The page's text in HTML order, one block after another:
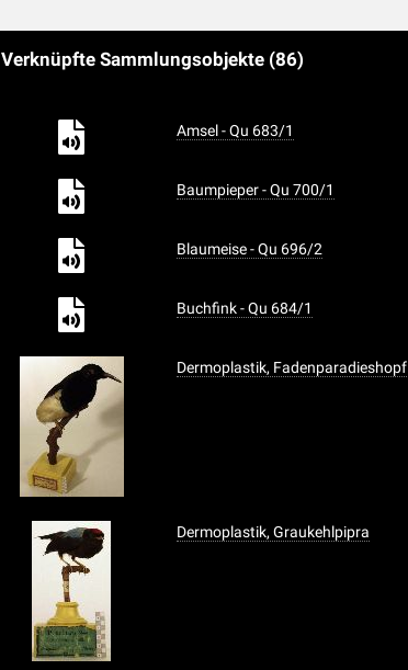
Verknüpfte Sammlungsobjekte (86)
Amsel - Qu 683/1
Baumpieper - Qu 700/1
Blaumeise - Qu 696/2
Buchfink - Qu 684/1
Dermoplastik, Fadenparadieshopf
Dermoplastik, Graukehlpipra